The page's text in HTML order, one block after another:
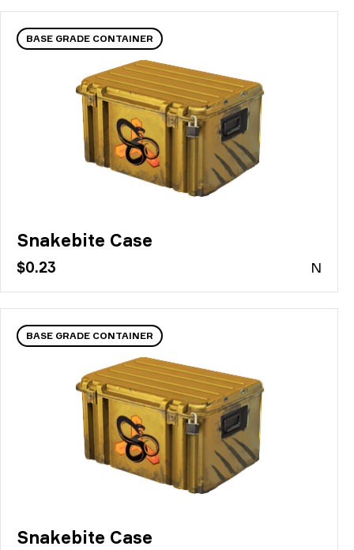
BASE GRADE CONTAINER
Snakebite Case
$0.23 N
BASE GRADE CONTAINER
Snakebite Case